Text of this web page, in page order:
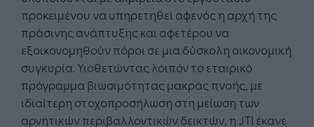
προκειμένου να υπηρετηθεί αφενός η αρχή της
πράσινης ανάπτυξης και αφετέρου να
εξοικονομηθούν πόροι σε μια δύσκολη οικονομική
συγκυρία. Υιοθετώντας λοιπόν το εταιρικό
πρόγραμμα βιωσιμότητας μακράς πνοής, με
ιδιαίτερη στοχοπροσήλωση στη μείωση των
αρνητικών περιβαλλοντικών δεικτών, η JTI έκανε